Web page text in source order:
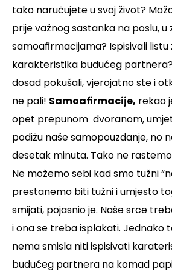
tako naručujete u svoj život?
prije važnog sastanka na poslu, u
samoafirmacijama? Ispisivali listu
karakteristika budućeg
dosad pokušali, vjerojatno ste i
ne pali! Samoafirmacije, rekao
opet prepunom dvoranom,
podižu naše samopouzdanje, no
desetak minuta. Tako ne
Ne možemo sebi kad smo tužni
prestanemo biti tužni i umjesto
smijati, pojasnio je. Naše srce
i ona se treba isplakati. Jednako
nema smisla niti ispisivati
budućeg partnera na komad